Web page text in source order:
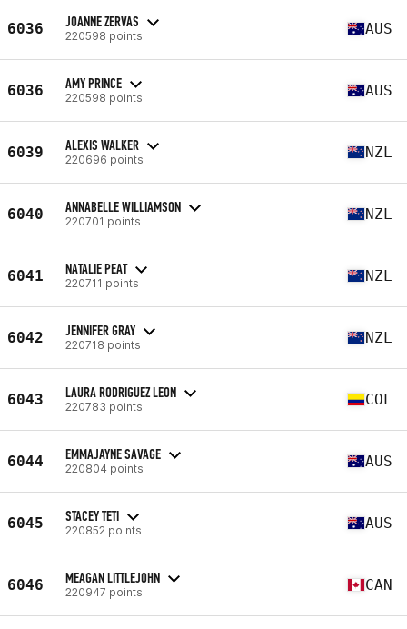
6036 JOANNE ZERVAS
220598 points AUS
6036 AMY PRINCE
220598 points AUS
6039 ALEXIS WALKER
220696 points NZL
6040 ANNABELLE WILLIAMSON
220701 points NZL
6041 NATALIE PEAT
220711 points NZL
6042 JENNIFER GRAY
220718 points NZL
6043 LAURA RODRIGUEZ LEON
220783 points COL
6044 EMMAJAYNE SAVAGE
220804 points AUS
6045 STACEY TETI
220852 points AUS
6046 MEAGAN LITTLEJOHN
220947 points CAN